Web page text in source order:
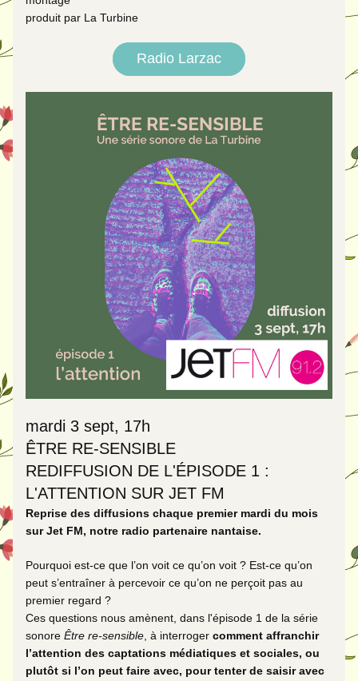
produit par La Turbine
Radio Larzac
mardi 3 sept, 17h
ÊTRE RE-SENSIBLE
REDIFFUSION DE L'ÉPISODE 1 :
L'ATTENTION SUR JET FM
Reprise des diffusions chaque premier mardi du mois
sur Jet FM, notre radio partenaire nantaise.
Pourquoi est-ce que l’on voit ce qu’on voit ? Est-ce qu’on
peut s’entraîner à percevoir ce qu’on ne perçoit pas au
premier regard ?
Ces questions nous amènent, dans l'épisode 1 de la série
sonore Être re-sensible , à interroger comment affranchir
l’attention des captations médiatiques et sociales, ou
plutôt si l’on peut faire avec, pour tenter de saisir avec